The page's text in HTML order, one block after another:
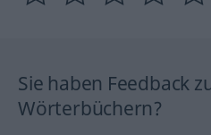
Sie haben Feedback
Wörterbüchern?